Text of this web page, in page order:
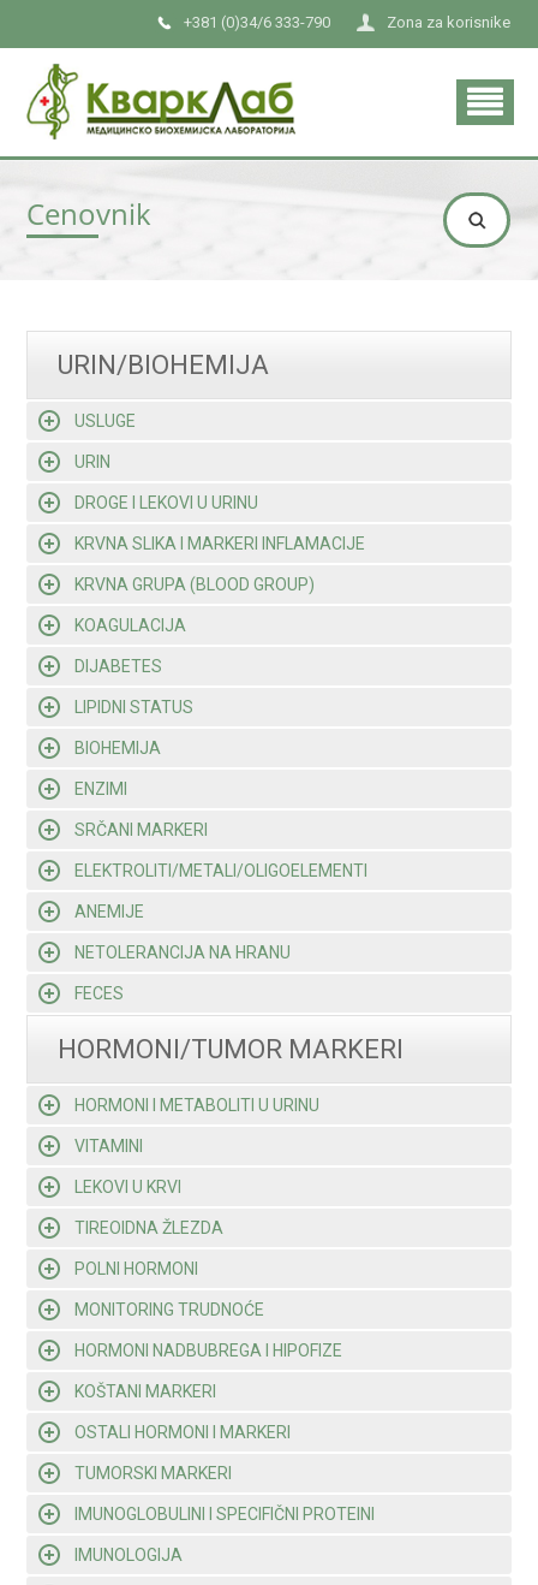
Zona za korisnike
+381 (0)34/6 333-790
Cenovnik
URIN/BIOHEMIJA
USLUGE
URIN
DROGE I LEKOVI U URINU
KRVNA SLIKA I MARKERI INFLAMACIJE
KRVNA GRUPA (BLOOD GROUP)
KOAGULACIJA
DIJABETES
LIPIDNI STATUS
BIOHEMIJA
ENZIMI
SRČANI MARKERI
ELEKTROLITI/METALI/OLIGOELEMENTI
ANEMIJE
NETOLERANCIJA NA HRANU
FECES
HORMONI/TUMOR MARKERI
HORMONI I METABOLITI U URINU
VITAMINI
LEKOVI U KRVI
TIREOIDNA ŽLEZDA
POLNI HORMONI
MONITORING TRUDNOĆE
HORMONI NADBUBREGA I HIPOFIZE
KOŠTANI MARKERI
OSTALI HORMONI I MARKERI
TUMORSKI MARKERI
IMUNOGLOBULINI I SPECIFIČNI PROTEINI
IMUNOLOGIJA